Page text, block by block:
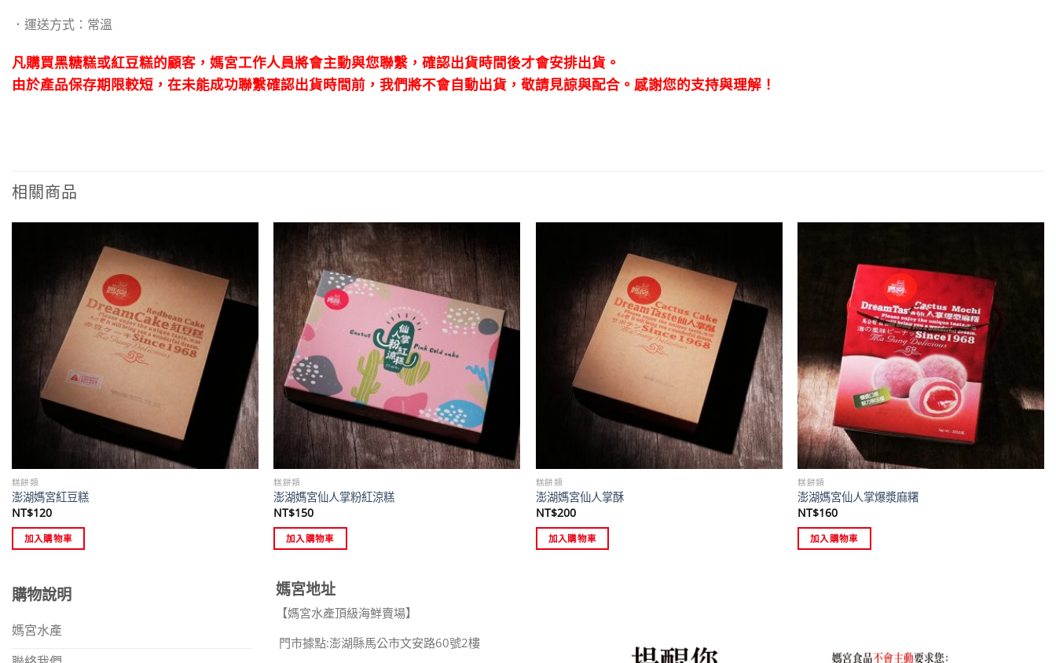
．運送方式：常溫
凡購買黑糖糕或紅豆糕的顧客，媽宮工作人員將會主動與您聯繫，確認出貨時間後才會安排出貨。
由於產品保存期限較短，在未能成功聯繫確認出貨時間前，我們將不會自動出貨，敬請見諒與配合。 感謝您的支持與理解！
相關商品
糕餅類
澎湖媽宮紅豆糕
NT$120
加入購物車
糕餅類
澎湖媽宮仙人掌粉紅涼糕
NT$150
加入購物車
糕餅類
澎湖媽宮仙人掌酥
NT$200
加入購物車
糕餅類
澎湖媽宮仙人掌爆漿麻糬
NT$160
加入購物車
購物說明
媽宮水產
媽宮地址
【媽宮水產頂級海鮮賣場】
門市據點:澎湖縣馬公市文安路60號2樓